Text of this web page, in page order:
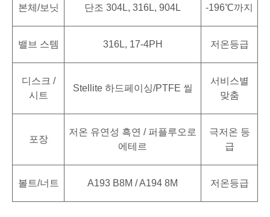
본체/보닛 단조 304L, 316L, 904L -196℃까지
밸브 스템 316L, 17-4PH 저온등급
디스크 /
시트
Stellite 하드페이싱/PTFE 씰
서비스별
맞춤
포장
저온 유연성 흑연 / 퍼플루오로
에테르
극저온 등
급
볼트/너트 A193 B8M / A194 8M 저온등급